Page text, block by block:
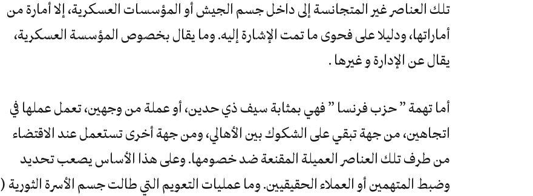
تلك العناصر غير المتجانسة إلى داخل جسم الجيش أو المؤسسات العسكرية، إلا أمارة من
أماراتها، ودليلا على فحوى ما تمت الإشارة إليه. وما يقال بخصوص المؤسسة العسكرية،
يقال عن الإدارة و غيرها .
أما تهمة ” حزب فرنسا ” فهي بمثابة سيف ذي حدين، أو عملة من وجهين، تعمل عملها في
اتجاهين، من جهة تبقي على الشكوك بين الأهالي، ومن جهة أخرى تستعمل عند الاقتضاء
من طرف تلك العناصر العميلة المقنعة ضد خصومها. وعلى هذا الأساس يصعب تحديد
وضبط المتهمين أو العملاء الحقيقيين. وما عمليات التعويم التي طالت جسم الأسرة الثورية (